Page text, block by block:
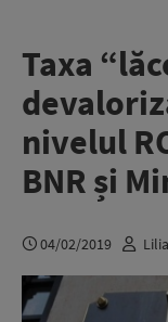
Taxa
nivelul
BNR și
04/02/2019